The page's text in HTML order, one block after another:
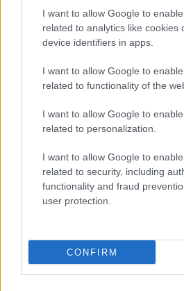
I want to allow Google to
related to analytics like cookies
device identifiers in apps.
I want to allow Google to
related to functionality of the
I want to allow Google to
related to personalization.
I want to allow Google to
related to security, including
functionality and fraud
user protection.
CONFIRM
Számok és tények
elemző műsor a baloldal hazugságairól
Küzdőtér
talk-show
Hópelyhek olvadása
Gerilla Bár
Esti hírshow
Pesti riporter
Közéleti esti műsor